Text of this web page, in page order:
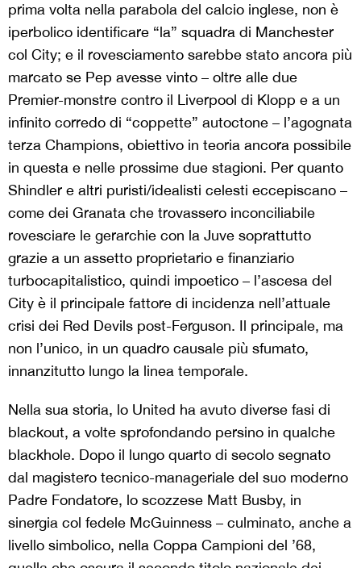
prima volta nella parabola del calcio inglese, non è
iperbolico identificare “la” squadra di Manchester
col City; e il rovesciamento sarebbe stato ancora più
marcato se Pep avesse vinto – oltre alle due
Premier-monstre contro il Liverpool di Klopp e a un
infinito corredo di “coppette” autoctone – l’agognata
terza Champions, obiettivo in teoria ancora possibile
in questa e nelle prossime due stagioni. Per quanto
Shindler e altri puristi/idealisti celesti eccepiscano –
come dei Granata che trovassero inconciliabile
rovesciare le gerarchie con la Juve soprattutto
grazie a un assetto proprietario e finanziario
turbocapitalistico, quindi impoetico – l’ascesa del
City è il principale fattore di incidenza nell’attuale
crisi dei Red Devils post-Ferguson. Il principale, ma
non l’unico, in un quadro causale più sfumato,
innanzitutto lungo la linea temporale.
Nella sua storia, lo United ha avuto diverse fasi di
blackout, a volte sprofondando persino in qualche
blackhole. Dopo il lungo quarto di secolo segnato
dal magistero tecnico-manageriale del suo moderno
Padre Fondatore, lo scozzese Matt Busby, in
sinergia col fedele McGuinness – culminato, anche a
livello simbolico, nella Coppa Campioni del ’68,